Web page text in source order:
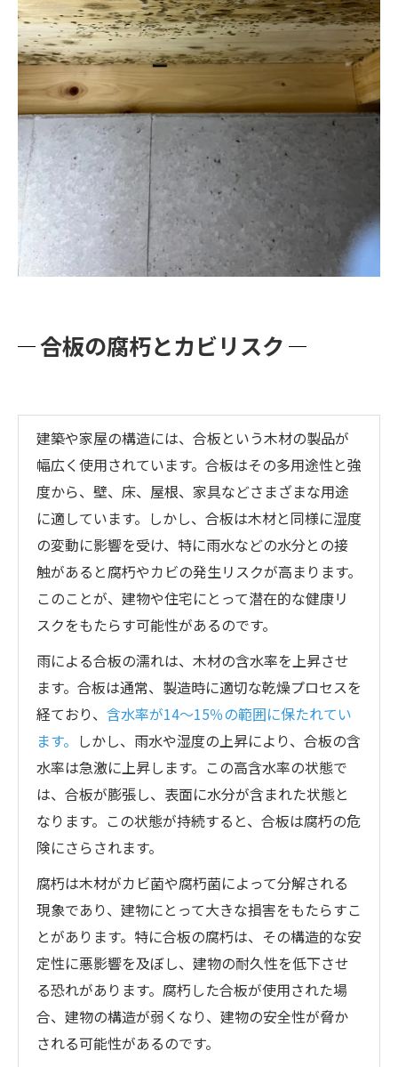
合板の腐朽とカビリスク
建築や家屋の構造には、合板という木材の製品が
幅広く使用されています。合板はその多用途性と強
度から、壁、床、屋根、家具などさまざまな用途
に適しています。しかし、合板は木材と同様に湿度
の変動に影響を受け、特に雨水などの水分との接
触があると腐朽やカビの発生リスクが高まります。
このことが、建物や住宅にとって潜在的な健康リ
スクをもたらす可能性があるのです。
雨による合板の濡れは、木材の含水率を上昇させ
ます。合板は通常、製造時に適切な乾燥プロセスを
経ており、 含水率が14〜15％の範囲に保たれてい
ます。 しかし、雨水や湿度の上昇により、合板の含
水率は急激に上昇します。この高含水率の状態で
は、合板が膨張し、表面に水分が含まれた状態と
なります。この状態が持続すると、合板は腐朽の危
険にさらされます。
腐朽は木材がカビ菌や腐朽菌によって分解される
現象であり、建物にとって大きな損害をもたらすこ
とがあります。特に合板の腐朽は、その構造的な安
定性に悪影響を及ぼし、建物の耐久性を低下させ
る恐れがあります。腐朽した合板が使用された場
合、建物の構造が弱くなり、建物の安全性が脅か
される可能性があるのです。